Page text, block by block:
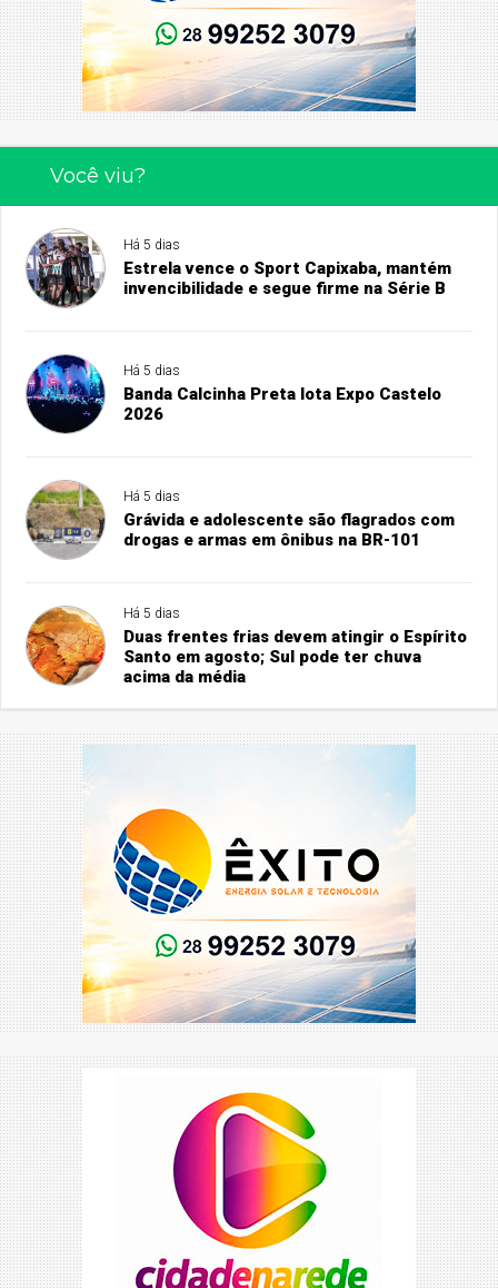
Você viu?
Há 5 dias
Estrela vence o Sport Capixaba, mantém
invencibilidade e segue firme na Série B
Há 5 dias
Banda Calcinha Preta lota Expo Castelo
2026
Há 5 dias
Grávida e adolescente são flagrados com
drogas e armas em ônibus na BR-101
Há 5 dias
Duas frentes frias devem atingir o Espírito
Santo em agosto; Sul pode ter chuva
acima da média